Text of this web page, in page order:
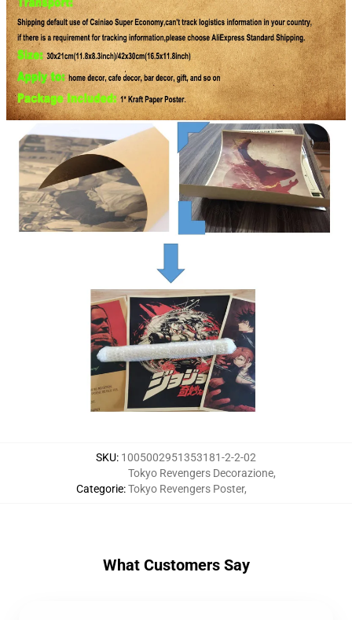
SKU: 1005002951353181-2-2-02
Categorie:
Tokyo Revengers Decorazione,
Tokyo Revengers Poster,
What Customers Say